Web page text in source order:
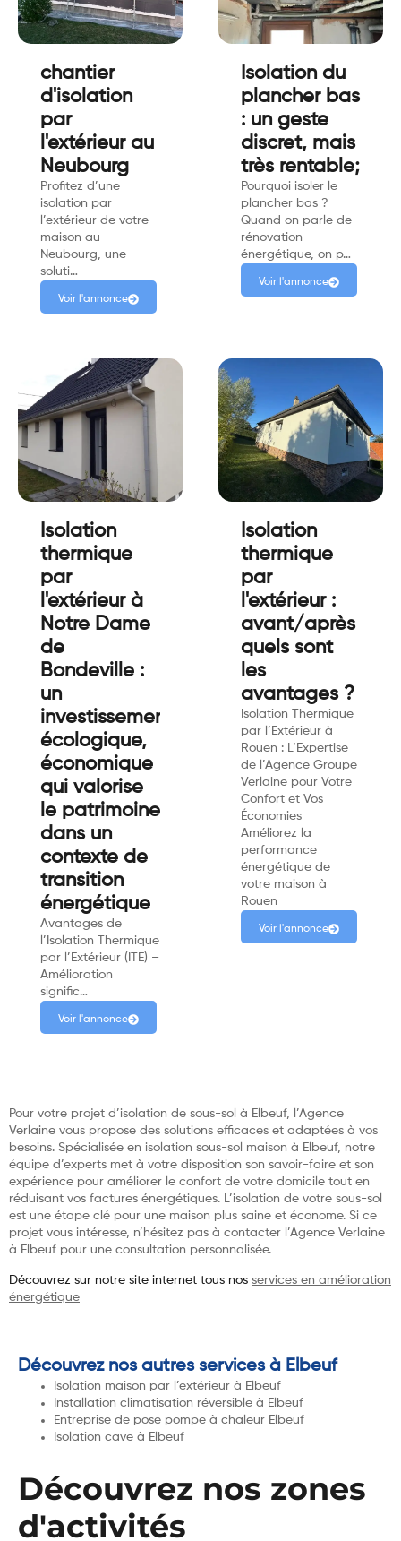
chantier
d'isolation
par
l'extérieur au
Neubourg
Profitez d’une
isolation par
l’extérieur de votre
maison au
Neubourg, une
soluti…
Voir l'annonce
Isolation du
plancher bas
: un geste
discret, mais
très rentable;
Pourquoi isoler le
plancher bas ?
Quand on parle de
rénovation
énergétique, on p…
Voir l'annonce
Isolation
thermique
par
l'extérieur à
Notre Dame
de
Bondeville :
un
investissement
écologique,
économique
qui valorise
le patrimoine
dans un
contexte de
transition
énergétique
Avantages de
l’Isolation Thermique
par l’Extérieur (ITE) –
Amélioration
signific…
Voir l'annonce
Isolation
thermique
par
l'extérieur :
avant/après
quels sont
les
avantages ?
Isolation Thermique
par l’Extérieur à
Rouen : L’Expertise
de l’Agence Groupe
Verlaine pour Votre
Confort et Vos
Économies
Améliorez la
performance
énergétique de
votre maison à
Rouen
Voir l'annonce
Pour votre projet d’isolation de sous-sol à Elbeuf, l’Agence
Verlaine vous propose des solutions efficaces et adaptées à vos
besoins. Spécialisée en isolation sous-sol maison à Elbeuf, notre
équipe d’experts met à votre disposition son savoir-faire et son
expérience pour améliorer le confort de votre domicile tout en
réduisant vos factures énergétiques. L’isolation de votre sous-sol
est une étape clé pour une maison plus saine et économe. Si ce
projet vous intéresse, n’hésitez pas à contacter l’Agence Verlaine
à Elbeuf pour une consultation personnalisée.
Découvrez sur notre site internet tous nos services en amélioration
énergétique
Découvrez nos autres services à Elbeuf
Isolation maison par l’extérieur à Elbeuf
Installation climatisation réversible à Elbeuf
Entreprise de pose pompe à chaleur Elbeuf
Isolation cave à Elbeuf
Découvrez nos zones
d'activités